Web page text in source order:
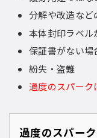
分解や改造など
本体封印ラベ
保証書がない場
紛失・盗難
過度のスパーク
過度のスパー